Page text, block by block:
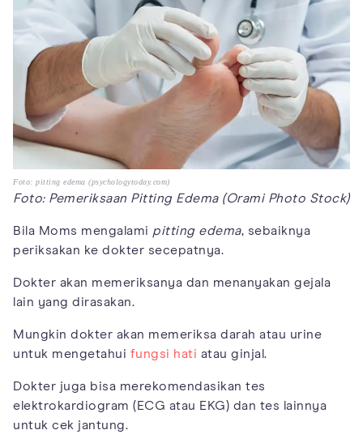
Foto: pitting edema (psychologytoday.com)
Foto: Pemeriksaan Pitting Edema (Orami Photo Stock)
Bila Moms mengalami pitting edema, sebaiknya
periksakan ke dokter secepatnya.
Dokter akan memeriksanya dan menanyakan gejala
lain yang dirasakan.
Mungkin dokter akan memeriksa darah atau urine
untuk mengetahui fungsi hati atau ginjal.
Dokter juga bisa merekomendasikan tes
elektrokardiogram (ECG atau EKG) dan tes lainnya
untuk cek jantung.